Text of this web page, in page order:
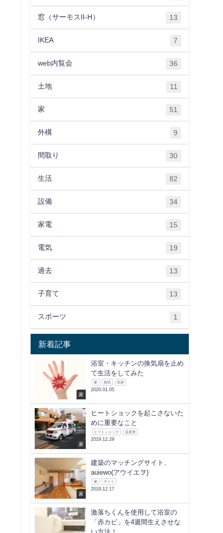
窓（サーモスII-H） 13
IKEA 7
web内覧会 36
土地 11
家 51
外構 9
間取り 30
生活 82
設備 34
家電 15
電気 19
過去 13
子育て 13
スポーツ 1
新着記事
家
浴室・キッチンの換気扇を止め
て生活をしてみた
家 換気 気密
2020.01.05
家
ヒートショックを起こさないた
めに重要なこと
ヒートショック 温度差
2019.12.29
家
建築のマッチングサイト、
auiewo(アウイエヲ)
家 サイト
2019.12.17
激落ちくんを使用して浴室の
「赤カビ」を4週間生えさせな